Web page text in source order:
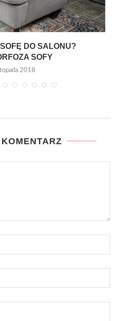
DO SALONU?
SOFY
2018